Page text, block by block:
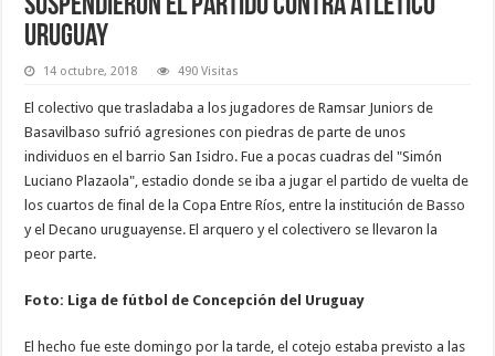
suspendieron el partido contra Atlético
Uruguay
14 octubre, 2018 490 Visitas
El colectivo que trasladaba a los jugadores de Ramsar Juniors de
Basavilbaso sufrió agresiones con piedras de parte de unos
individuos en el barrio San Isidro. Fue a pocas cuadras del "Simón
Luciano Plazaola", estadio donde se iba a jugar el partido de vuelta de
los cuartos de final de la Copa Entre Ríos, entre la institución de Basso
y el Decano uruguayense. El arquero y el colectivero se llevaron la
peor parte.
Foto: Liga de fútbol de Concepción del Uruguay
El hecho fue este domingo por la tarde, el cotejo estaba previsto a las